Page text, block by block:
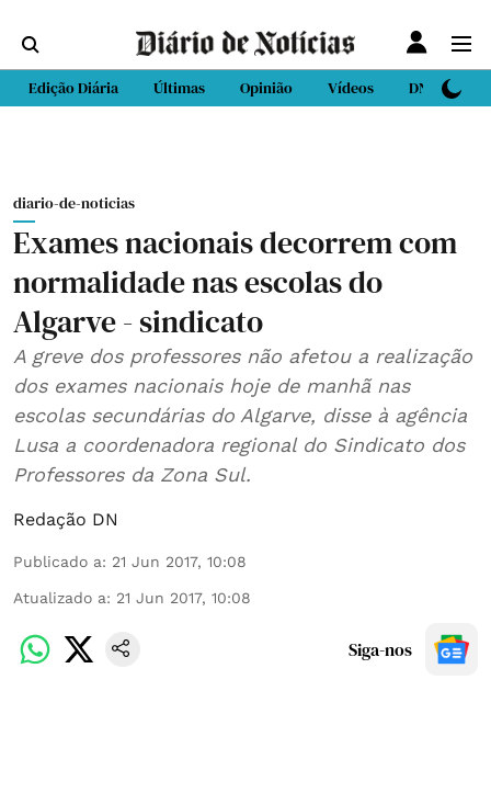
Edição Diária Últimas Opinião Vídeos DN Sport
diario-de-noticias
Exames nacionais decorrem com
normalidade nas escolas do
Algarve - sindicato
A greve dos professores não afetou a realização
dos exames nacionais hoje de manhã nas
escolas secundárias do Algarve, disse à agência
Lusa a coordenadora regional do Sindicato dos
Professores da Zona Sul.
Redação DN
Publicado a: 21 Jun 2017, 10:08
Atualizado a: 21 Jun 2017, 10:08
Siga-nos